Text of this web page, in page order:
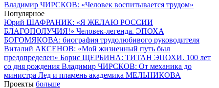
Владимир ЧИРСКОВ: «Человек воспитывается трудом»
Популярное
Юрий ШАФРАНИК: «Я ЖЕЛАЮ РОССИИ
БЛАГОПОЛУЧИЯ!» Человек-легенда. ЭПОХА
БОГОМЯКОВА: биография трудолюбивого руководителя
Виталий АКСЕНОВ: «Мой жизненный путь был
предопределен» Борис ЩЕРБИНА: ТИТАН ЭПОХИ. 100 лет
со дня рождения Владимир ЧИРСКОВ: От механика до
министра Лед и пламень академика МЕЛЬНИКОВА
Проекты больше